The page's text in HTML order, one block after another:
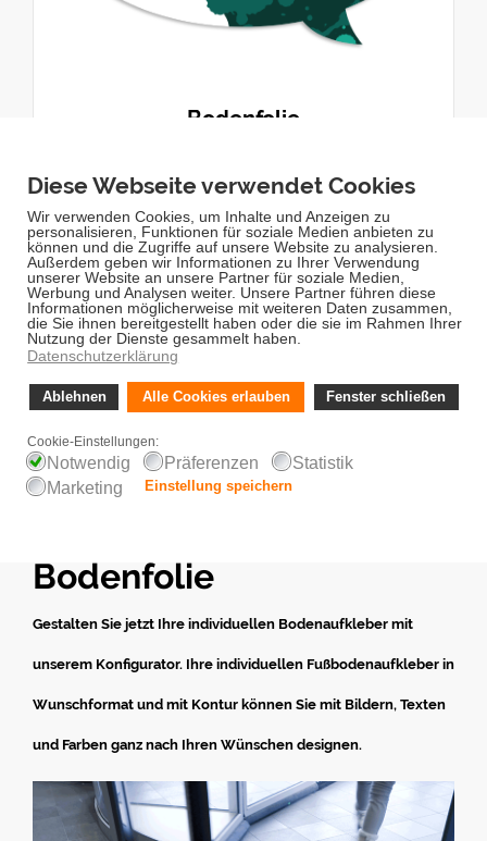
Bodenfolie
Sprechblase 40x40cm
ab 23,23€
inkl. MwSt. zzgl. Versand
Fußbodenaufkleber selbst gestalten
Gestalten Sie Ihre Bodenfolie mit unserem Konfigurator ganz
einfach selbst oder wählen Sie aus unseren vordefinierten
Designs.
Bodenfolie
Gestalten Sie jetzt Ihre individuellen Bodenaufkleber mit
unserem Konfigurator. Ihre individuellen Fußbodenaufkleber in
Wunschformat und mit Kontur können Sie mit Bildern, Texten
und Farben ganz nach Ihren Wünschen designen.